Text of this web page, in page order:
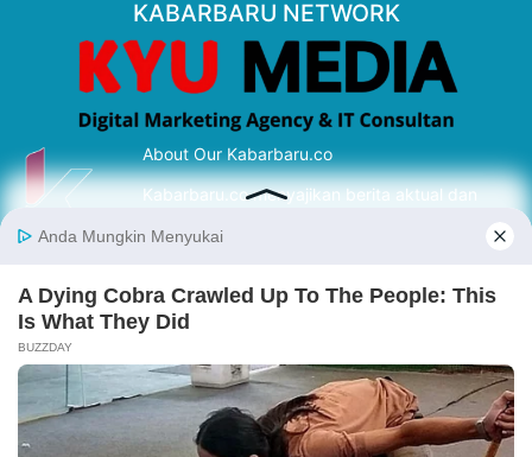
KABARBARU NETWORK
About Our Kabarbaru.co
Kabarbaru.co menyajikan berita aktual dan
serta terverifikasi dari sumber yang tepat.
Follow Kabarbaru